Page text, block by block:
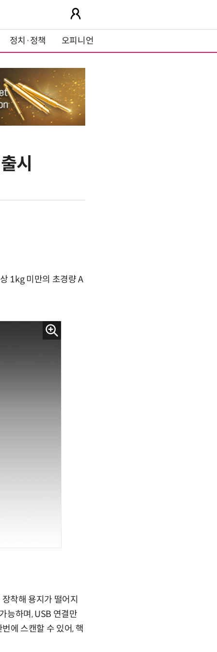
정치·정책 오피니언
시
1kg 미만의 초경량 A
착해 용지가 떨어지
능하며, USB 연결만
에 스캔할 수 있어, 핵